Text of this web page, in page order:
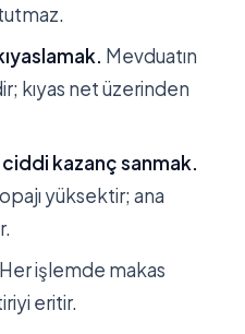
Mevduatın
kıyas net üzerinden
kazanç sanmak.
yüksektir; ana
Her işlemde makas
eritir.